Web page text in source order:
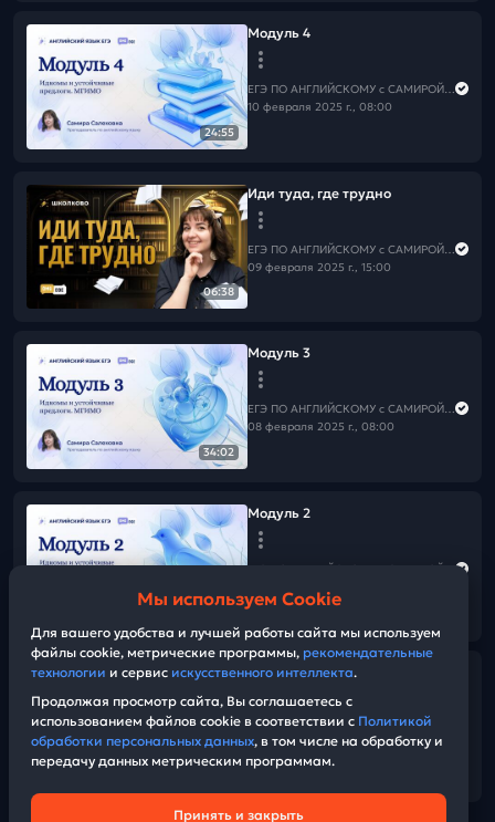
24:55
Модуль 4
ЕГЭ ПО АНГЛИЙСКОМУ с САМИРОЙ COOLешовой
10 февраля 2025 г., 08:00
06:38
Иди туда, где трудно
ЕГЭ ПО АНГЛИЙСКОМУ с САМИРОЙ COOLешовой
09 февраля 2025 г., 15:00
34:02
Модуль 3
ЕГЭ ПО АНГЛИЙСКОМУ с САМИРОЙ COOLешовой
08 февраля 2025 г., 08:00
Модуль 2
01:37:41
Society and crimes. Listening
04 февраля 2025 г., 13:00
Мы используем Cookie
Для вашего удобства и лучшей работы сайта мы используем
файлы cookie, метрические программы, рекомендательные
технологии и сервис искусственного интеллекта.
Продолжая просмотр сайта, Вы соглашаетесь с
использованием файлов cookie в соответствии с Политикой
обработки персональных данных, в том числе на обработку и
передачу данных метрическим программам.
Принять и закрыть